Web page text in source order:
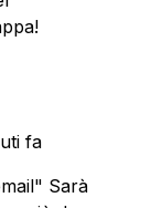
fa
Sarà